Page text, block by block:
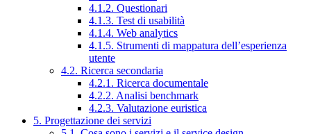
4.1.2. Questionari
4.1.3. Test di usabilità
4.1.4. Web analytics
4.1.5. Strumenti di mappatura dell’esperienza
utente
4.2. Ricerca secondaria
4.2.1. Ricerca documentale
4.2.2. Analisi benchmark
4.2.3. Valutazione euristica
5. Progettazione dei servizi